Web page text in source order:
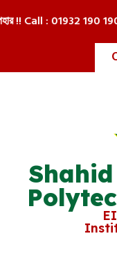
!! Call : 01932 190 190